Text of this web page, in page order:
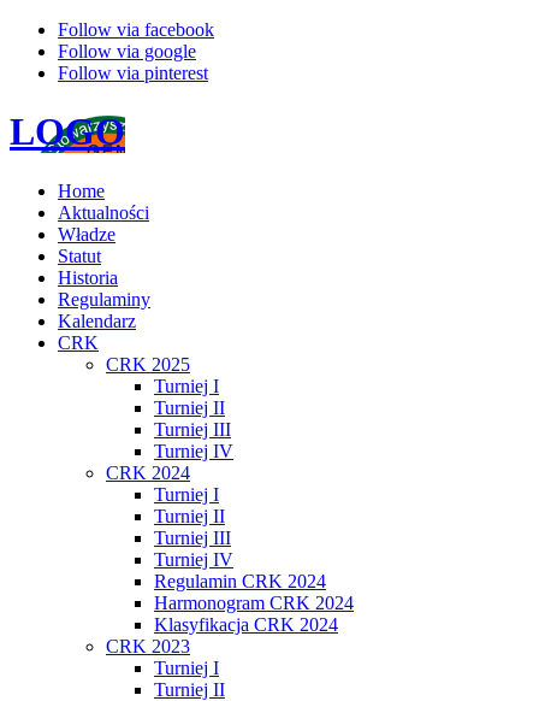
Follow via facebook
Follow via google
Follow via pinterest
LOGO
Home
Aktualności
Władze
Statut
Historia
Regulaminy
Kalendarz
CRK
CRK 2025
Turniej I
Turniej II
Turniej III
Turniej IV
CRK 2024
Turniej I
Turniej II
Turniej III
Turniej IV
Regulamin CRK 2024
Harmonogram CRK 2024
Klasyfikacja CRK 2024
CRK 2023
Turniej I
Turniej II